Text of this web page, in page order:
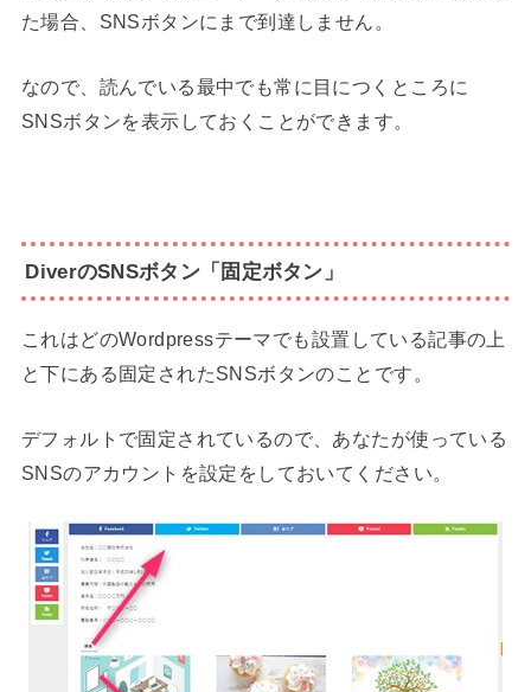
た場合、SNSボタンにまで到達しません。
なので、読んでいる最中でも常に目につくところに
SNSボタンを表示しておくことができます。
DiverのSNSボタン「固定ボタン」
これはどのWordpressテーマでも設置している記事の上
と下にある固定されたSNSボタンのことです。
デフォルトで固定されているので、あなたが使っている
SNSのアカウントを設定をしておいてください。